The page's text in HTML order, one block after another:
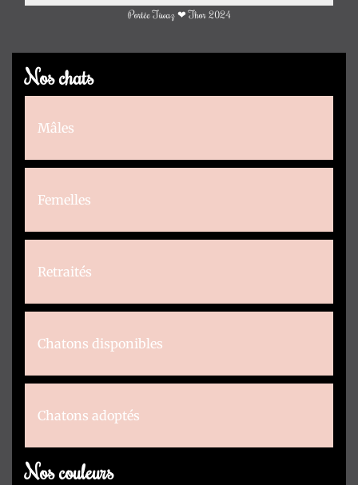
Portée Tiwaz ❤ Thor 2024
Nos chats
Mâles
Femelles
Retraités
Chatons disponibles
Chatons adoptés
Nos couleurs